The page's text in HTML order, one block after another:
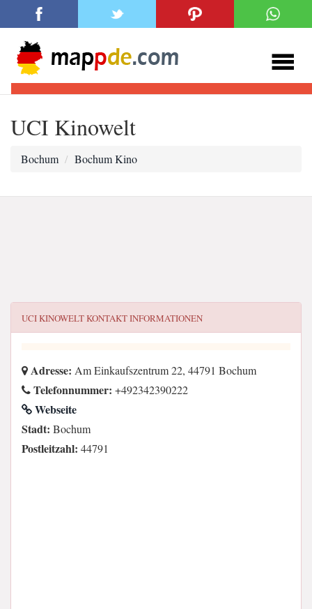
UCI Kinowelt
Bochum Bochum Kino
UCI KINOWELTKONTAKT INFORMATIONEN
Adresse: Am Einkaufszentrum 22, 44791 Bochum
Telefonnummer: +492342390222
Webseite
Stadt: Bochum
Postleitzahl: 44791